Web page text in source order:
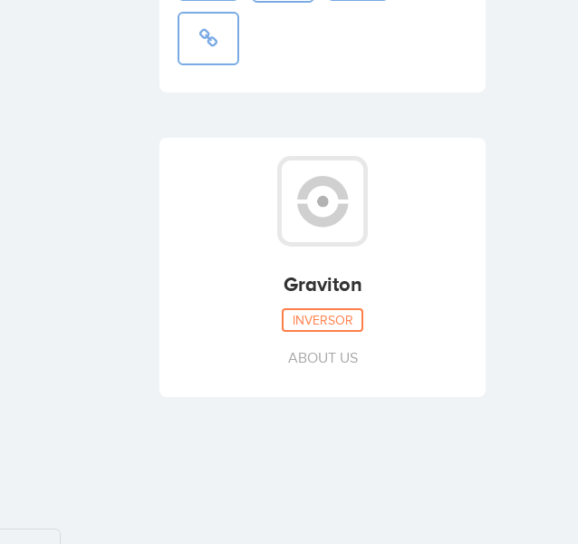
Graviton
INVERSOR
ABOUT US